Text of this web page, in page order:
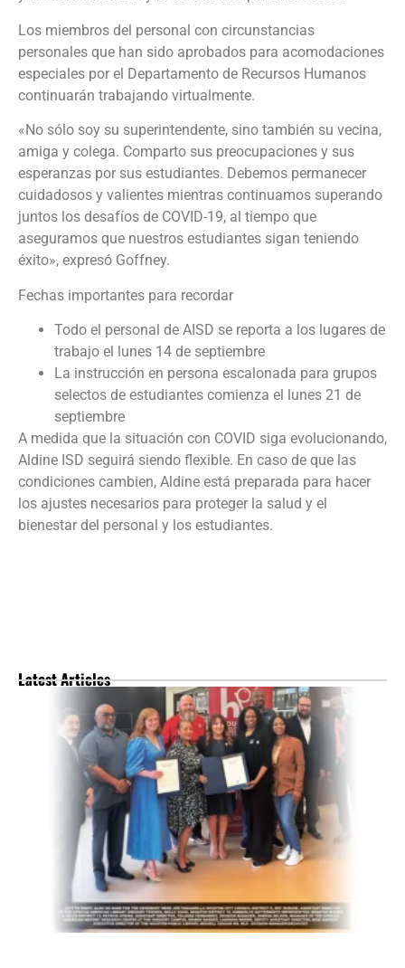
Los miembros del personal con circunstancias
personales que han sido aprobados para acomodaciones
especiales por el Departamento de Recursos Humanos
continuarán trabajando virtualmente.
«No sólo soy su superintendente, sino también su vecina,
amiga y colega. Comparto sus preocupaciones y sus
esperanzas por sus estudiantes. Debemos permanecer
cuidadosos y valientes mientras continuamos superando
juntos los desafíos de COVID-19, al tiempo que
aseguramos que nuestros estudiantes sigan teniendo
éxito», expresó Goffney.
Fechas importantes para recordar
Todo el personal de AISD se reporta a los lugares de
trabajo el lunes 14 de septiembre
La instrucción en persona escalonada para grupos
selectos de estudiantes comienza el lunes 21 de
septiembre
A medida que la situación con COVID siga evolucionando,
Aldine ISD seguirá siendo flexible. En caso de que las
condiciones cambien, Aldine está preparada para hacer
los ajustes necesarios para proteger la salud y el
bienestar del personal y los estudiantes.
Latest Articles